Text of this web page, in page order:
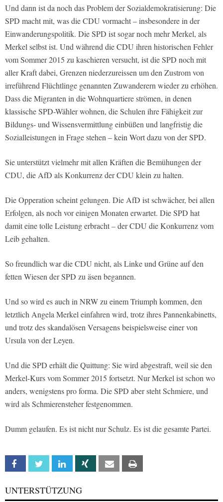
Und dann ist da noch das Problem der Sozialdemokratisierung: Die
SPD macht mit, was die CDU vormacht – insbesondere in der
Einwanderungspolitik. Die SPD ist sogar noch mehr Merkel, als
Merkel selbst ist. Und während die CDU ihren historischen Fehler
vom Sommer 2015 zu kaschieren versucht, ist die SPD noch mit
aller Kraft dabei, Grenzen niederzureissen um den Zustrom von
irreführend Flüchtlinge genannten Zuwanderern wieder zu erhöhen.
Dass die Migranten in die Wohnquartiere strömen, in denen
klassische SPD-Wähler wohnen, die Schulen ihre Fähigkeit zur
Bildungs- und Wissensvermittlung einbüßen und langfristig die
Sozialleistungen in Frage stehen – kein Wort dazu von der SPD.
Sie unterstützt vielmehr mit allen Kräften die Bemühungen der
CDU, die AfD als Konkurrenz der CDU klein zu halten.
Die Opperation scheint gelungen. Die AfD ist schwächer, bei allen
Erfolgen, als noch vor einigen Monaten erwartet. Die SPD hat
damit eine tolle Leistung erbracht – der CDU die Konkurrenz vom
Leib gehalten.
So freundlich war die CDU nicht, als Linke und Grüne auf den
fetten Wiesen der SPD zu äsen begannen.
Und so wird es auch in NRW zu einem Triumph kommen, den
letztlich Angela Merkel einfahren wird, trotz ihres Pannenkabinetts,
und trotz des skandalösen Versagens beispielsweise einer von
Ursula von der Leyen.
Und die SPD erhält die Quittung: Sie wird abgestraft, weil sie den
Merkel-Kurs vom Sommer 2015 fortsetzt. Nur Merkel ist schon wo
anders, wenigstens pro forma. Die SPD aber steht Schmiere, und
wird als Schmierensteher festgenommen.
Dumm gelaufen. Es ist nicht nur Schulz. Es ist die gesamte Partei.
Facebook Twitter Linkedin Xing Email
UNTERSTÜTZUNG